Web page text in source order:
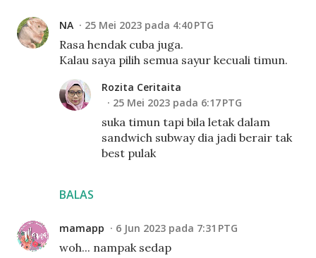
NA 25 Mei 2023 pada 4:40 PTG
Rasa hendak cuba juga.
Kalau saya pilih semua sayur kecuali timun.
BALAS
Rozita Ceritaita
25 Mei 2023 pada 6:17 PTG
suka timun tapi bila letak dalam
sandwich subway dia jadi berair tak
best pulak
mamapp 6 Jun 2023 pada 7:31 PTG
woh... nampak sedap